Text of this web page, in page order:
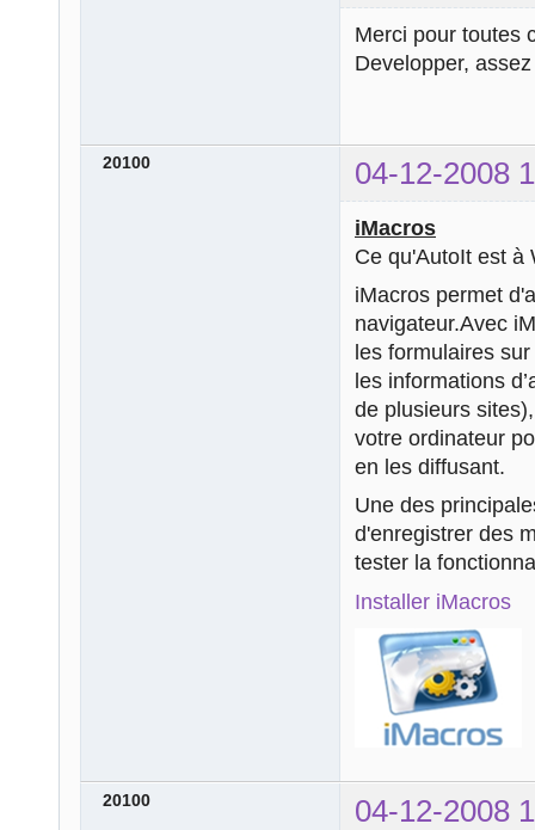
Merci pour toutes
Developper,
20100 04-12-2008
iMacros
Ce qu'AutoIt est à
iMacros permet
navigateur.Avec
les formulaires
les informations
de plusieurs
votre ordinateur
en les diffusant.
Une des
d'enregistrer des
tester la
Installer iMacros
20100 04-12-2008